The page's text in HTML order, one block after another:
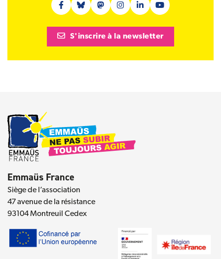
Facebook (nouvelle fenêtre)
Bluesky (nouvelle fenêtre)
Mastodon (nouvelle fenêtre)
Instagram (nouvelle fenêtre)
Linkedin (nouvelle
Youtube
S'inscrire à la newsletter
Emmaüs France
Siège de l’association
47 avenue de la résistance
93104 Montreuil Cedex